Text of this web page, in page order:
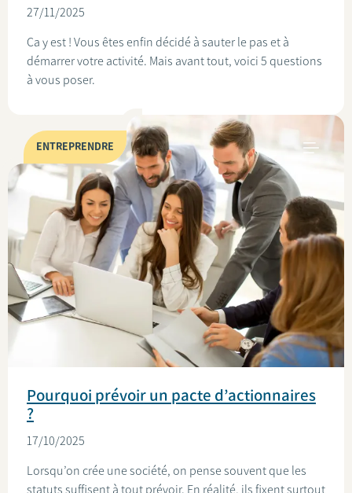
27/11/2025
Ça y est ! Vous êtes enfin décidé à sauter le pas et à
démarrer votre activité. Mais avant tout, voici 5 questions
à vous poser.
ENTREPRENDRE
Pourquoi prévoir un pacte d’actionnaires
?
17/10/2025
Lorsqu’on crée une société, on pense souvent que les
statuts suffisent à tout prévoir. En réalité, ils fixent surtout